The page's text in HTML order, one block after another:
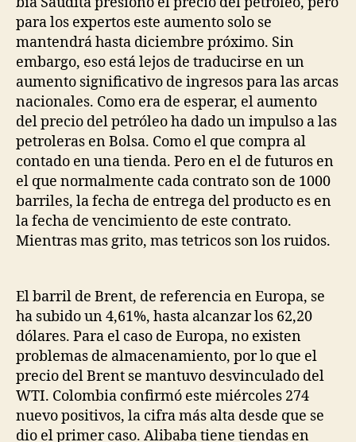
para los expertos este aumento solo se
mantendrá hasta diciembre próximo. Sin
embargo, eso está lejos de traducirse en un
aumento significativo de ingresos para las arcas
nacionales. Como era de esperar, el aumento
del precio del petróleo ha dado un impulso a las
petroleras en Bolsa. Como el que compra al
contado en una tienda. Pero en el de futuros en
el que normalmente cada contrato son de 1000
barriles, la fecha de entrega del producto es en
la fecha de vencimiento de este contrato.
Mientras mas grito, mas tetricos son los ruidos.
El barril de Brent, de referencia en Europa, se
ha subido un 4,61%, hasta alcanzar los 62,20
dólares. Para el caso de Europa, no existen
problemas de almacenamiento, por lo que el
precio del Brent se mantuvo desvinculado del
WTI. Colombia confirmó este miércoles 274
nuevo positivos, la cifra más alta desde que se
dio el primer caso. Alibaba tiene tiendas en